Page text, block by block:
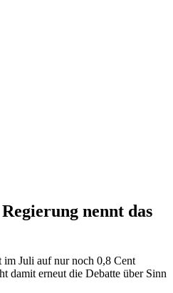
nennt das
im Juli auf nur noch 0,8 Cent
damit erneut die Debatte über Sinn